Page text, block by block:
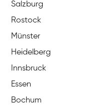
Salzburg
Rostock
Münster
Heidelberg
Innsbruck
Essen
Bochum